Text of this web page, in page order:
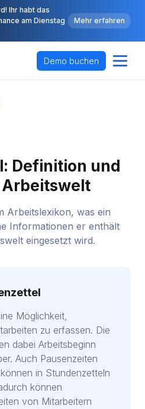
Ihr habt das
am Dienstag
Mehr erfahren
Demo buchen
Definition und
Arbeitswelt
Arbeitslexikon, was ein
Informationen er enthält
eingesetzt wird.
Möglichkeit,
zu erfassen. Die
dabei Arbeitsbeginn
Auch Pausenzeiten
in Stundenzetteln
können
von Mitarbeitern